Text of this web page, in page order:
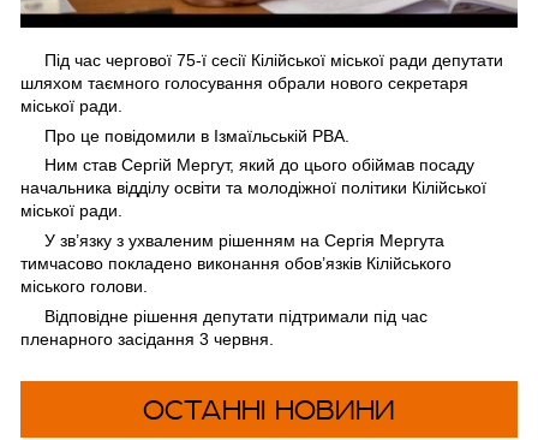
Під час чергової 75-ї сесії Кілійської міської ради депутати
шляхом таємного голосування обрали нового секретаря
міської ради.
Про це повідомили в Ізмаїльській РВА.
Ним став Сергій Мергут, який до цього обіймав посаду
начальника відділу освіти та молодіжної політики Кілійської
міської ради.
У зв’язку з ухваленим рішенням на Сергія Мергута
тимчасово покладено виконання обов’язків Кілійського
міського голови.
Відповідне рішення депутати підтримали під час
пленарного засідання 3 червня.
ОСТАННІ НОВИНИ